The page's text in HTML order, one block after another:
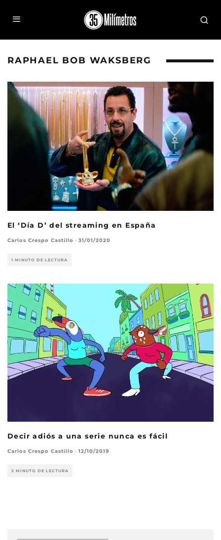
RAPHAEL BOB WAKSBERG
El ‘Día D’ del streaming en España
Carlos Crespo Castillo · 31/01/2020
1 MINUTO DE LECTURA
Decir adiós a una serie nunca es fácil
Carlos Crespo Castillo · 12/10/2019
2 MINUTO DE LECTURA